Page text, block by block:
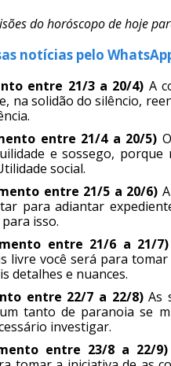
do horóscopo de hoje
notícias pelo
entre 21/3 a 20/4) A
na solidão do silêncio,
entre 21/4 a 20/5)
e sossego,
social.
entre 21/5 a 20/6)
para adiantar
isso.
entre 21/6 a 21/7)
livre você será para
detalhes e nuances.
entre 22/7 a 22/8)As
tanto de paranoia se
investigar.
entre 23/8 a 22/9)